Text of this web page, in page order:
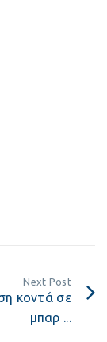
Next Post
κοντά σε
μπαρ ...